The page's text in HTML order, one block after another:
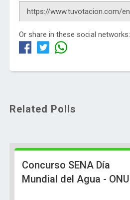
Or share in these social networks:
Related Polls
Concurso SENA Día
Mundial del Agua - ONU